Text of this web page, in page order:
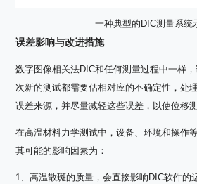
一种典型的DIC测量系统
误差影响与改进措施
数字图像相关法DIC和任何测量过程中一样
次新的测试都需要估相对应的不确定性，处
误差来源，并尽量减轻这些误差，以使位移
在高温材料力学测试中，设备、环境和操作
其可能的影响因素为：
1、高温散斑的质量，会直接影响DIC软件的